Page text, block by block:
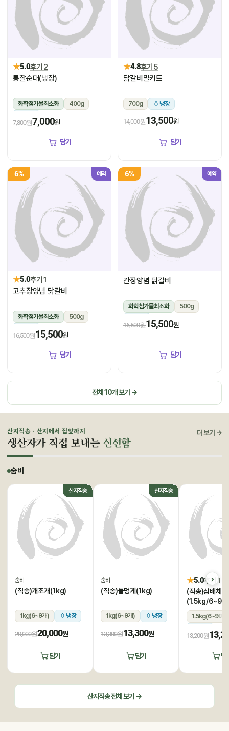
★5.0후기 2
통찰순대(냉장)
화학첨가물최소화
400g
냉장
7,800원7,000원
담기
★4.8후기 5
닭갈비밀키트
700g 냉장
14,000원13,500원
담기
6% 예약
★5.0후기 1
고추장양념 닭갈비
화학첨가물최소화
500g
16,500원15,500원
담기
6% 예약
간장양념 닭갈비
화학첨가물최소화
500g
16,500원15,500원
담기
전체 10개 보기 →
산지직송 · 산지에서 집앞까지
생산자가 직접 보내는 신선함
더 보기 →
숨비
산지직송
숨비
(직송)개조개(1kg)
1kg(6~9개) 냉장
20,000원20,000원
담기
산지직송
숨비
(직송)돌멍게(1kg)
1kg(6~9개) 냉장
13,300원13,300원
담기
★5.0후기 1
(직송)삼배체굴
(1.5kg/6~9
1.5kg(6~9미)
13,200원
담
산지직송 전체 보기 →